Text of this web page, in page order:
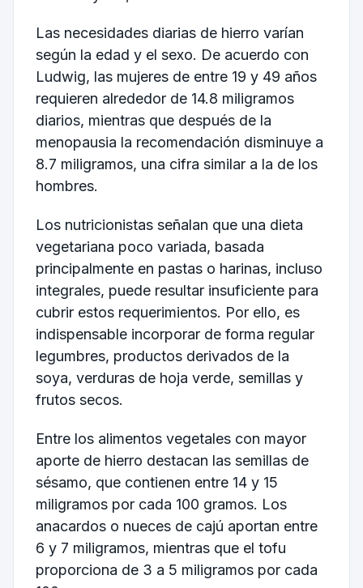
Las necesidades diarias de hierro varían
según la edad y el sexo. De acuerdo con
Ludwig, las mujeres de entre 19 y 49 años
requieren alrededor de 14.8 miligramos
diarios, mientras que después de la
menopausia la recomendación disminuye a
8.7 miligramos, una cifra similar a la de los
hombres.
Los nutricionistas señalan que una dieta
vegetariana poco variada, basada
principalmente en pastas o harinas, incluso
integrales, puede resultar insuficiente para
cubrir estos requerimientos. Por ello, es
indispensable incorporar de forma regular
legumbres, productos derivados de la
soya, verduras de hoja verde, semillas y
frutos secos.
Entre los alimentos vegetales con mayor
aporte de hierro destacan las semillas de
sésamo, que contienen entre 14 y 15
miligramos por cada 100 gramos. Los
anacardos o nueces de cajú aportan entre
6 y 7 miligramos, mientras que el tofu
proporciona de 3 a 5 miligramos por cada